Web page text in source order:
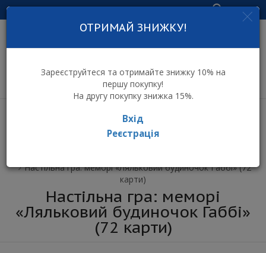
Увійти
інтернет-магазин
ОТРИМАЙ ЗНИЖКУ!
Зареєструйтеся та отримайте знижку 10% на
першу покупку!
На другу покупку знижка 15%.
Вхід
Реєстрація
Настільна гра: меморі «Ляльковий будиночок Габбі» (72
карти)
Настільна гра: меморі
«Ляльковий будиночок Габбі»
(72 карти)